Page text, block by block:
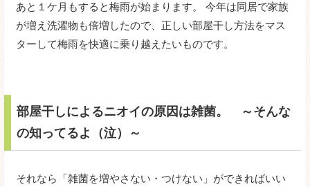
あと１ケ月もすると梅雨が始まります。 今年は同居で家族
が増え洗濯物も倍増したので、正しい部屋干し方法をマス
ターして梅雨を快適に乗り越えたいものです。
部屋干しによるニオイの原因は雑菌。 ～そんな
の知ってるよ（泣）～
それなら「雑菌を増やさない・つけない」ができればいい